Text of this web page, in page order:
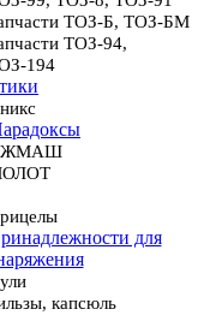
ТОЗ-Б, ТОЗ-БМ
ТОЗ-94,
194
для
капсюль